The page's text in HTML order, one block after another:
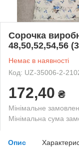
Сорочка
48,50,52,54,56
Немає в наявності
Код: UZ-35006-2-
172,40 ₴
Мінімальне
Мінімальна сума
Опис